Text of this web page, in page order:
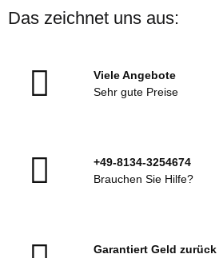
Das zeichnet uns aus:
Viele Angebote
Sehr gute Preise
+49-8134-3254674
Brauchen Sie Hilfe?
Garantiert Geld zurück